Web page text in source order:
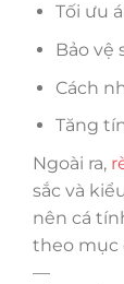
Tối ưu
Bảo vệ
Cách
Tăng
Ngoài ra,
sắc và
nên cá
theo mục
—